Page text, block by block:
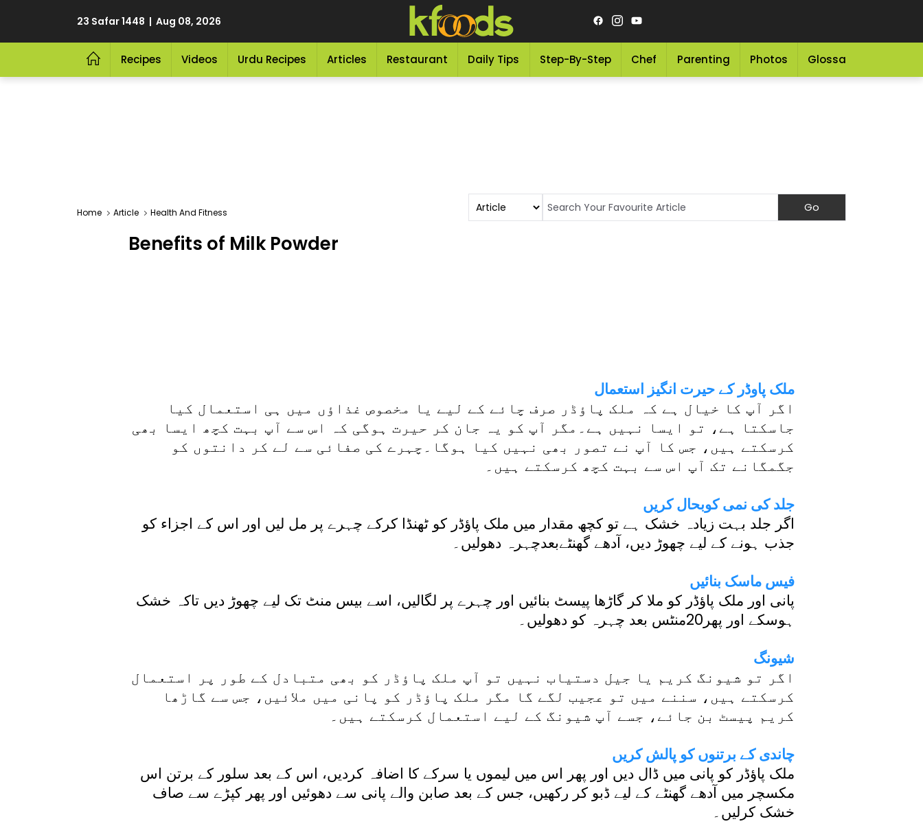
23 Safar 1448 | Aug 08, 2026
Recipes Videos Urdu Recipes Articles Restaurant Daily Tips Step-By-Step Chef Parenting Photos Glossary
Home Article Health And Fitness
Benefits of Milk Powder
ملک پاوڈر کے حیرت انگیز استعمال
اگر آپ کا خیال ہے کہ ملک پاؤڈر صرف چائے کے لیے یا مخصوص غذاؤں میں ہی استعمال کیا
جاسکتا ہے، تو ایسا نہیں ہے۔مگر آپ کو یہ جان کر حیرت ہوگی کہ اس سے آپ بہت کچھ ایسا بھی
کرسکتے ہیں، جس کا آپ نے تصور بھی نہیں کیا ہوگا۔چہرے کی صفائی سے لے کر دانتوں کو
جگمگانے تک آپ اس سے بہت کچھ کرسکتے ہیں۔
جلد کی نمی کوبحال کریں
اگر جلد بہت زیادہ خشک ہے تو کچھ مقدار میں ملک پاؤڈر کو ٹھنڈا کرکے چہرے پر مل لیں اور اس کے اجزاء کو
جذب ہونے کے لیے چھوڑ دیں، آدھے گھنٹےبعدچہرہ دھولیں۔
فیس ماسک بنائیں
پانی اور ملک پاؤڈر کو ملا کر گاڑھا پیسٹ بنائیں اور چہرے پر لگالیں، اسے بیس منٹ تک لیے چھوڑ دیں تاکہ خشک
ہوسکے اور پھر20منٹس بعد چہرہ کو دھولیں۔
شیونگ
اگر تو شیونگ کریم یا جیل دستیاب نہیں تو آپ ملک پاؤڈر کو بھی متبادل کے طور پر استعمال
کرسکتے ہیں، سننے میں تو عجیب لگے گا مگر ملک پاؤڈر کو پانی میں ملائیں، جس سے گاڑھا
کریم پیسٹ بن جائے، جسے آپ شیونگ کے لیے استعمال کرسکتے ہیں۔
چاندی کے برتنوں کو پالش کریں
ملک پاؤڈر کو پانی میں ڈال دیں اور پھر اس میں لیموں یا سرکے کا اضافہ کردیں، اس کے بعد سلور کے برتن اس
مکسچر میں آدھے گھنٹے کے لیے ڈبو کر رکھیں، جس کے بعد صابن والے پانی سے دھوئیں اور پھر کپڑے سے صاف
خشک کرلیں۔